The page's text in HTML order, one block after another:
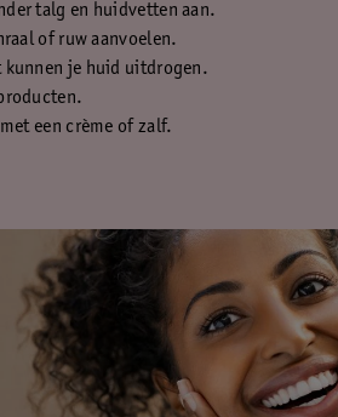
talg en huidvetten aan.
of ruw aanvoelen.
kunnen je huid uitdrogen.
een crème of zalf.